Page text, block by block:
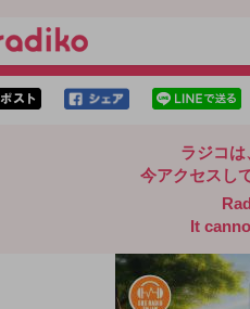
ラジコは
今アクセスし
It